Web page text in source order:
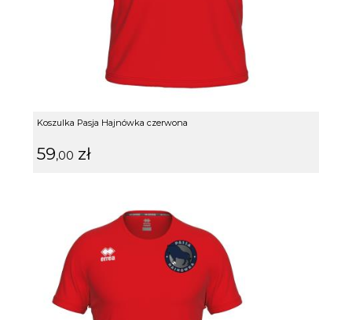
Koszulka Pasja Hajnówka czerwona
59,00 zł